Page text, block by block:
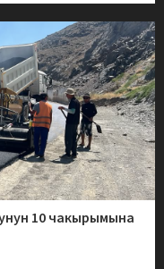
10 чакырымына